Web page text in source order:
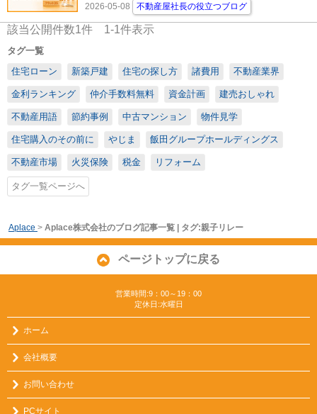
2026-05-08 不動産屋社長の役立つブログ
該当公開件数1件 1-1件表示
タグ一覧
住宅ローン
新築戸建 住宅の探し方 諸費用 不動産業界
金利ランキング 仲介手数料無料 資金計画 建売おしゃれ
不動産用語 節約事例 中古マンション 物件見学
住宅購入のその前に やじま 飯田グループホールディングス
不動産市場 火災保険 税金 リフォーム
タグ一覧ページへ
Aplace > Aplace株式会社のブログ記事一覧 | タグ:親子リレー
ページトップに戻る
営業時間:9：00～19：00
定休日:水曜日
ホーム
会社概要
お問い合わせ
PCサイト